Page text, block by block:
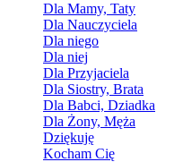
Dla Mamy, Taty
Dla Nauczyciela
Dla niego
Dla niej
Dla Przyjaciela
Dla Siostry, Brata
Dla Babci, Dziadka
Dla Żony, Męża
Dziękuję
Kocham Cię